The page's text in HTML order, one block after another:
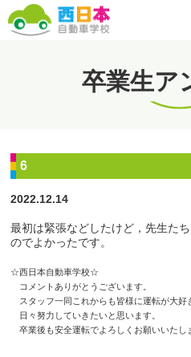
卒業生ア
6
2022.12.14
最初は緊張などしたけど，先生た
のでよかったです。
☆西日本自動車学校☆
コメントありがとうございます。
スタッフ一同これからも皆様に運転が大好
日々努力していきたいと思います。
卒業後も安全運転でよろしくお願いいたし